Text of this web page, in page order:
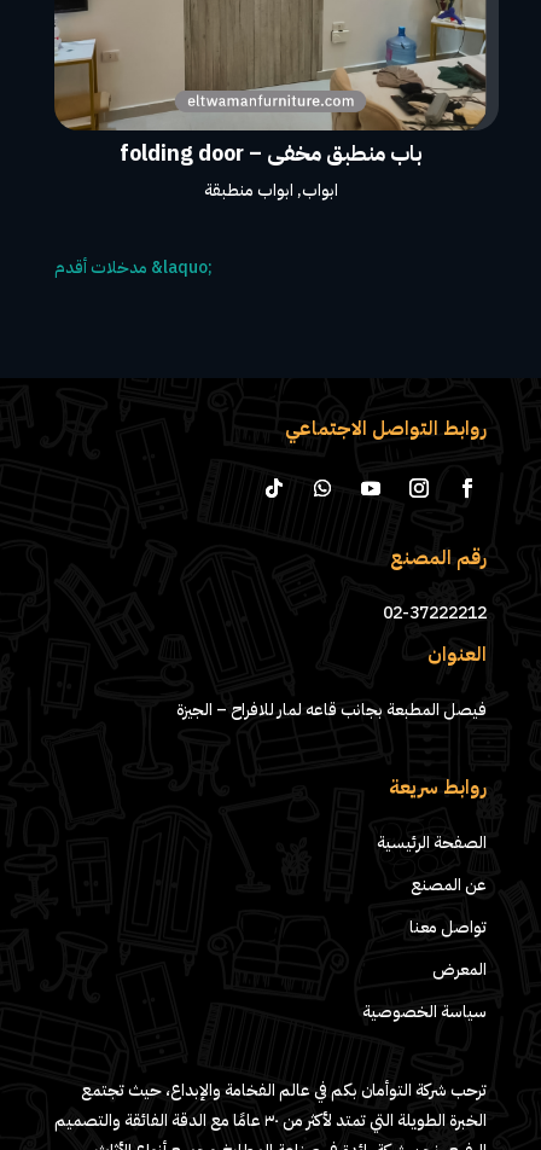
باب منطبق مخفى – folding door
ابواب, ابواب منطبقة
روابط التواصل الاجتماعي
رقم المصنع
02-37222212
العنوان
فيصل المطبعة بجانب قاعه لمار للافراح – الجيزة
روابط سريعة
الصفحة الرئيسية
عن المصنع
تواصل معنا
المعرض
سياسة الخصوصية
ترحب شركة التوأمان بكم في عالم الفخامة والإبداع، حيث تجتمع
الخبرة الطويلة التي تمتد لأكثر من ٣٠ عامًا مع الدقة الفائقة والتصميم